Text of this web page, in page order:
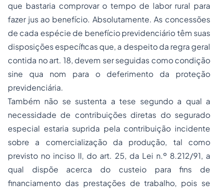
que bastaria comprovar o tempo de labor rural para
fazer jus ao benefício. Absolutamente. As concessões
de cada espécie de benefício previdenciário têm suas
disposições específicas que, a despeito da regra geral
contida no art. 18, devem ser seguidas como condição
sine qua nom para o deferimento da proteção
previdenciária.
Também não se sustenta a tese segundo a qual a
necessidade de contribuições diretas do segurado
especial estaria suprida pela contribuição incidente
sobre a comercialização da produção, tal como
previsto no inciso II, do art. 25, da Lei n.º 8.212/91, a
qual dispõe acerca do custeio para fins de
financiamento das prestações de trabalho, pois se